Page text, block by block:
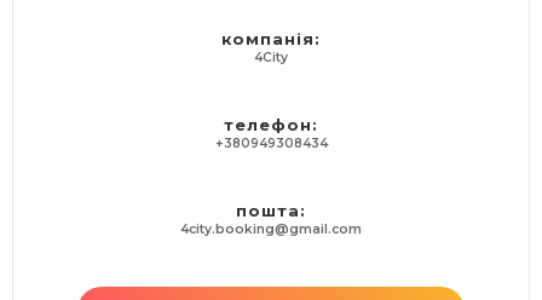
компанія:
4City
телефон:
+380949308434
пошта:
4city.booking@gmail.com